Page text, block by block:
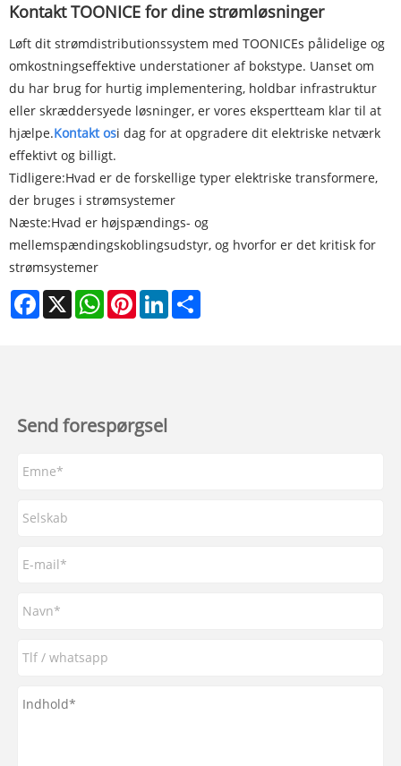
Kontakt TOONICE for dine strømløsninger
Løft dit strømdistributionssystem med TOONICEs pålidelige og
omkostningseffektive understationer af bokstype. Uanset om
du har brug for hurtig implementering, holdbar infrastruktur
eller skræddersyede løsninger, er vores ekspertteam klar til at
hjælpe.Kontakt osi dag for at opgradere dit elektriske netværk
effektivt og billigt.
Tidligere:Hvad er de forskellige typer elektriske transformere,
der bruges i strømsystemer
Næste:Hvad er højspændings- og
mellemspændingskoblingsudstyr, og hvorfor er det kritisk for
strømsystemer
Facebook
X WhatsAppPinterestLinkedIn
Send forespørgsel